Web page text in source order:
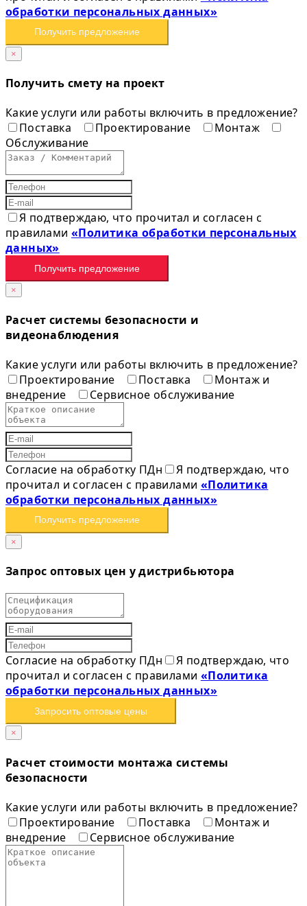
обработки персональных данных»
Получить предложение
×
Получить смету на проект
Какие услуги или работы включить в предложение?
Поставка
Проектирование
Монтаж
Обслуживание
Я подтверждаю, что прочитал и согласен с
правилами«Политика обработки персональных
данных»
Получить предложение
×
Расчет системы безопасности и
видеонаблюдения
Какие услуги или работы включить в предложение?
Проектирование
Поставка
Монтаж и
внедрение
Сервисное обслуживание
Согласие на обработку ПДн
Я подтверждаю, что
прочитал и согласен с правилами «Политика
обработки персональных данных»
Получить предложение
×
Запрос оптовых цен у дистрибьютора
Согласие на обработку ПДн
Я подтверждаю, что
прочитал и согласен с правилами «Политика
обработки персональных данных»
Запросить оптовые цены
×
Расчет стоимости монтажа системы
безопасности
Какие услуги или работы включить в предложение?
Проектирование
Поставка
Монтаж и
внедрение
Сервисное обслуживание